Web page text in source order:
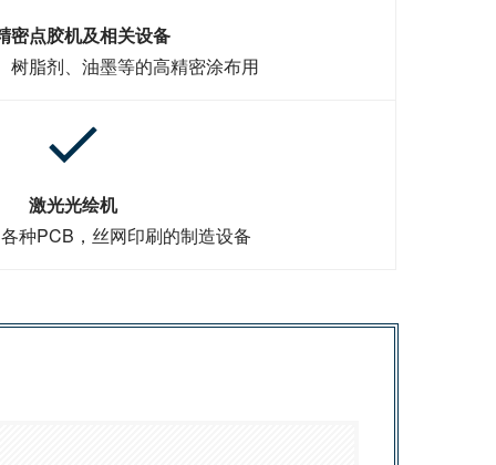
密点胶机及相关设备
树脂剂、油墨等的高精密涂布用
激光光绘机
种PCB，丝网印刷的制造设备